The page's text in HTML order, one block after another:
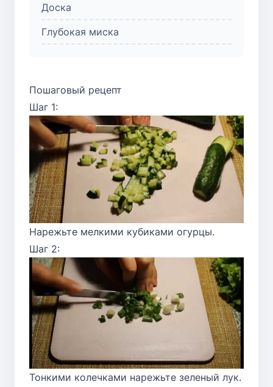
Доска
Глубокая миска
Пошаговый рецепт
Шаг 1:
Нарежьте мелкими кубиками огурцы.
Шаг 2:
Тонкими колечками нарежьте зеленый лук.